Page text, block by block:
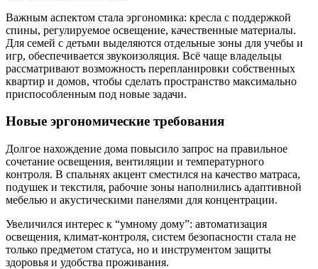
Важным аспектом стала эргономика: кресла с поддержкой
спины, регулируемое освещение, качественные материалы.
Для семей с детьми выделяются отдельные зоны для учебы и
игр, обеспечивается звукоизоляция. Всё чаще владельцы
рассматривают возможность перепланировки собственных
квартир и домов, чтобы сделать пространство максимально
приспособленным под новые задачи.
Новые эргономические требования
Долгое нахождение дома повысило запрос на правильное
сочетание освещения, вентиляции и температурного
контроля. В спальнях акцент сместился на качество матраса,
подушек и текстиля, рабочие зоны наполнились адаптивной
мебелью и акустическими панелями для концентрации.
Увеличился интерес к “умному дому”: автоматизация
освещения, климат-контроля, систем безопасности стала не
только предметом статуса, но и инструментом защиты
здоровья и удобства проживания.